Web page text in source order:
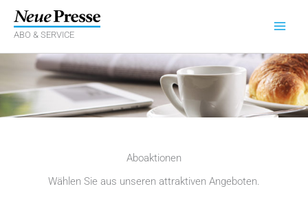
Inhalt
springen
ABO & SERVICE
Aboaktionen
Wählen Sie aus unseren attraktiven Angeboten.